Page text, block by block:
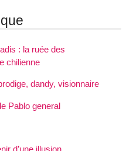
: la ruée des
chilienne
dandy, visionnaire
Pablo general
d’une illusion